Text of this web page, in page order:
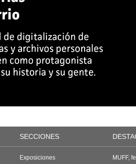
SECCIONES
Exposiciones
MUFF,